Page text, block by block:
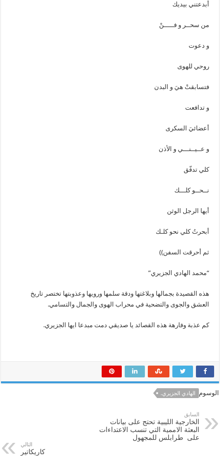
أبدعتني بيديك
من سحــر و فـــــنْ
و دعوت
روحي للهوى
فتسابقتْ هيَ و البدن
و تدافعت
أعضائيَ السكرى
و عــيــنـــي و الأذن
كلي تدفّق
نــحــو كلـــك
أيها الرجل الوثن
أبحرتُ كلي نحو كلـك
ثم أحرقت السفن))
“محمد الهادي الجزيري”
هذه القصيدة بجمالها وبلاغتها ودقة سلمها ورويها وعذوبتها تختصر تاريخ
العشق والجوى والتضحية في محراب الهوى والجمال والتسامي.
كم عذبة وفارهة هذه القصائد يا صديقي دمت مبدعا ايها الجزيري.
الوسوم الهادي الجزيري.
السابق
الخارجية الليبية تحتج على بيانات
البعثة الاممية التي تنسب الاعتداءات
على طرابلس للمجهول
التالي
كاريكاتير